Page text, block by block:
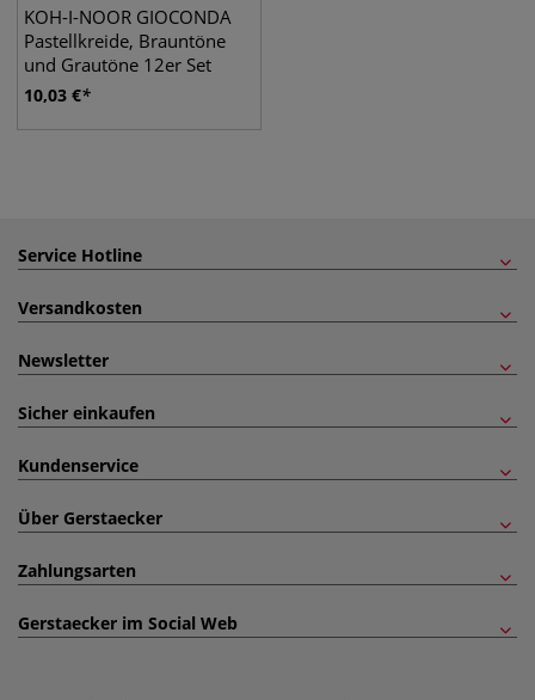
KOH-I-NOOR GIOCONDA
Pastellkreide, Brauntöne
und Grautöne 12er Set
10,03 €
Service Hotline
Versandkosten
Newsletter
Sicher einkaufen
Kundenservice
Über Gerstaecker
Zahlungsarten
Gerstaecker im Social Web